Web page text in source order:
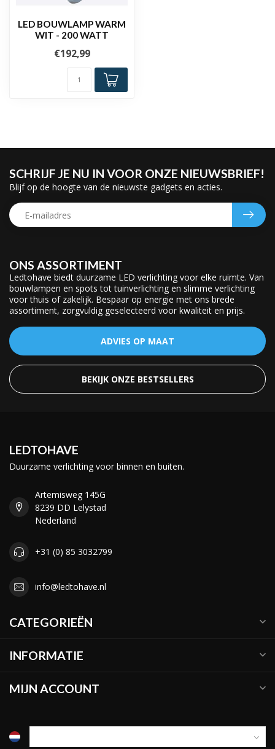
LED BOUWLAMP WARM
WIT - 200 WATT
€192,99
ONS ASSORTIMENT
Ledtohave biedt duurzame LED verlichting voor elke ruimte. Van
bouwlampen en spots tot tuinverlichting en slimme verlichting
voor thuis of zakelijk. Bespaar op energie met ons brede
assortiment, zorgvuldig geselecteerd voor kwaliteit en prijs.
ADVIES OP MAAT
BEKIJK ONZE BESTSELLERS
SCHRIJF JE NU IN VOOR ONZE NIEUWSBRIEF!
Blijf op de hoogte van de nieuwste gadgets en acties.
LEDTOHAVE
Duurzame verlichting voor binnen en buiten.
Artemisweg 145G
8239 DD Lelystad
Nederland
+31 (0) 85 3032799
info@ledtohave.nl
CATEGORIEËN
INFORMATIE
MIJN ACCOUNT